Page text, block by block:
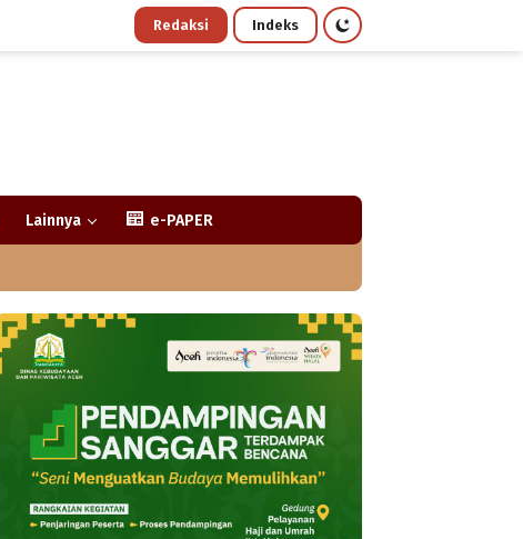
Redaksi Indeks
Lainnya e-PAPER